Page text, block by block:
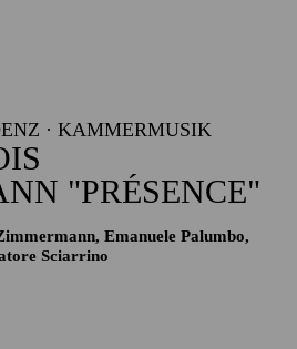
· KAMMERMUSIK
"PRÉSENCE"
Emanuele Palumbo,
Sciarrino